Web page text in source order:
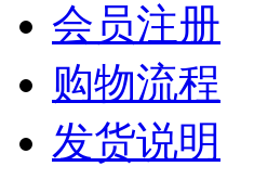
会员注册
购物流程
发货说明